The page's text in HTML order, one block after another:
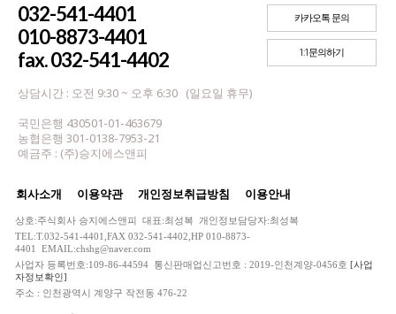
032-541-4401
010-8873-4401
fax. 032-541-4402
상담시간 : 오전 9:30 ~ 오후 6:30 (일요일 휴무)
국민은행 430501-01-463679
농협은행 301-0138-7953-21
예금주 : (주)승지에스앤피
카카오톡 문의
1:1문의하기
회사소개 이용약관 개인정보취급방침 이용안내
상호:주식회사 승지에스앤피 대표:최성복 개인정보담당자:최성복
TEL:T.032-541-4401,FAX 032-541-4402,HP 010-8873-
4401 EMAIL:chshg@naver.com
사업자 등록번호:109-86-44594 통신판매업신고번호 : 2019-인천계양-0456호 [사업
자정보확인]
주소 : 인천광역시 계양구 작전동 476-22